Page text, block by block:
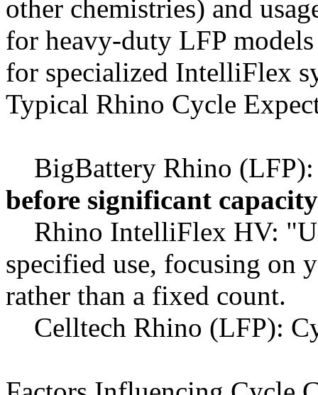
other chemistries) and
for heavy-duty LFP
for specialized IntelliFlex
Typical Rhino Cycle
BigBattery Rhino
before significant
Rhino IntelliFlex HV:
specified use, focusing on
rather than a fixed count.
Celltech Rhino (LFP):